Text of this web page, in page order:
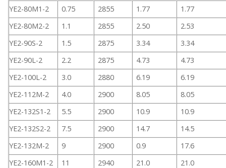
YE2-80M1-2 0.75 2855 1.77
1.77
YE2-80M2-2
1.1 2855 2.50
2.53
YE2-90S-2
1.5 2875 3.34
3.34
YE2-90L-2
2.2 2875 4.73
4.73
YE2-100L-2
3.0 2880 6.19
6.19
YE2-112M-2
4.0 2900 8.05
8.05
YE2-132S1-2
5.5 2900 10.9
10.9
YE2-132S2-2
7.5 2900 14.7
14.5
YE2-132M-2
9 2900 0.9
17.6
YE2-160M1-2
11 2940 21.0 21.0